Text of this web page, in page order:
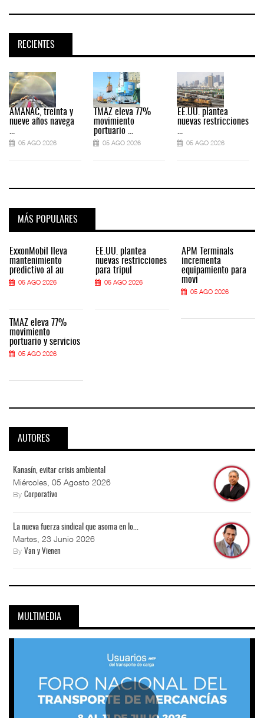
RECIENTES
AMANAC, treinta y
nueve años navega
...
05 AGO 2026
TMAZ eleva 77%
movimiento
portuario ...
05 AGO 2026
EE.UU. plantea
nuevas restricciones
...
05 AGO 2026
MÁS POPULARES
ExxonMobil lleva
mantenimiento
predictivo al au
05 AGO 2026
TMAZ eleva 77%
movimiento
portuario y servicios
05 AGO 2026
EE.UU. plantea
nuevas restricciones
para tripul
05 AGO 2026
APM Terminals
incrementa
equipamiento para
movi
05 AGO 2026
AUTORES
Kanasín, evitar crisis ambiental
Miércoles, 05 Agosto 2026
By Corporativo
La nueva fuerza sindical que asoma en lo...
Martes, 23 Junio 2026
By Van y Vienen
MULTIMEDIA